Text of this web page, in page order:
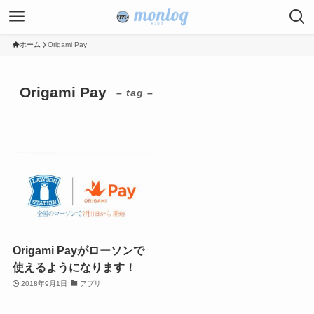
ホーム Origami Pay
Origami Pay – tag –
Origami Payがローソンで
使えるようになります！
2018年9月1日 アプリ